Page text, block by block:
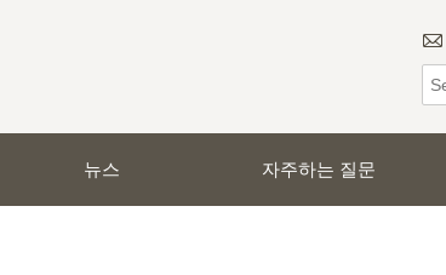

뉴스 자주하는 질문